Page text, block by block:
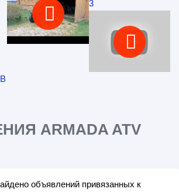
ARMADA ATV
объявлений привязанных к